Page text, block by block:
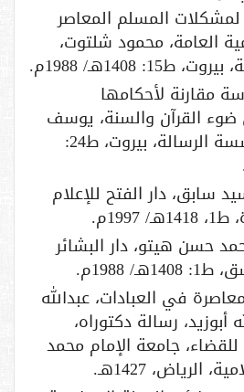
المسلم المعاصر
العامة، محمود شلتوت،
1408هـ/ 1988م.
مقارنة لأحكامها
القرآن والسنة، يوسف
القرضاوي، مؤسسة الرسالة، بيروت، ط24:
سابق، دار الفتح للإعلام
حسن هيتو، دار البشائر
1988م.
في العبادات، عبدالله
أبوزيد، رسالة دكتوراه،
جامعة الإمام محمد
1427هـ.